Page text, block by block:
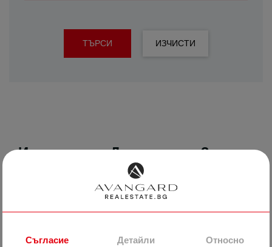
ТЪРСИ ИЗЧИСТИ
Имоти в маг.Детски свят 3-стаен
Съгласие Детайли Относно